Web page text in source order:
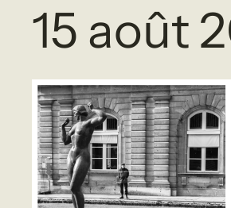
15 août